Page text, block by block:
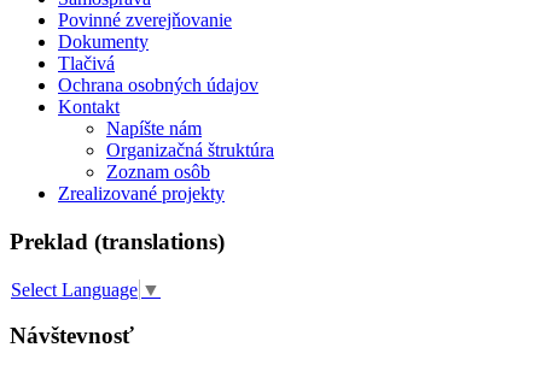
Povinné zverejňovanie
Dokumenty
Tlačivá
Ochrana osobných údajov
Kontakt
Napíšte nám
Organizačná štruktúra
Zoznam osôb
Zrealizované projekty
Preklad (translations)
Select Language ▼
Návštevnosť